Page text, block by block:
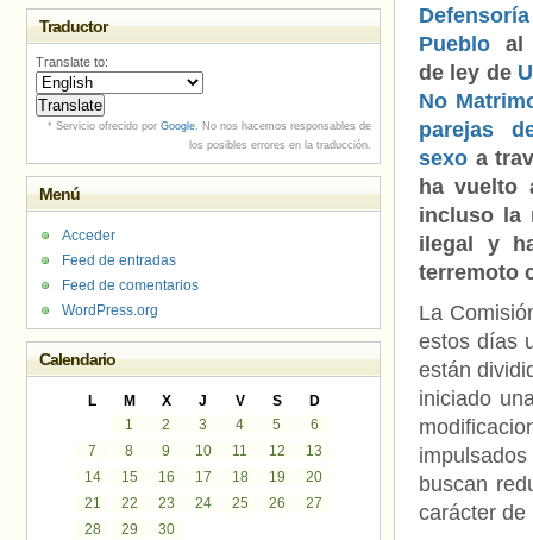
Pueblo al
de ley de
No
parejas
sexo a
ha vuelto
incluso la
ilegal y
terremoto
La
estos días
están
iniciado
buscan
carácter de
Traductor
Translate to:
* Servicio ofrecido por Google. No nos hacemos responsables de
los posibles errores en la traducción.
Menú
Acceder
Feed de entradas
Feed de comentarios
WordPress.org
Calendario
L M X J V S
D
1
2 3 4 5
6
7
8 9 10 11 12
13
14
15 16 17 18 19
20
21
22 23 24 25 26
27
28
29 30